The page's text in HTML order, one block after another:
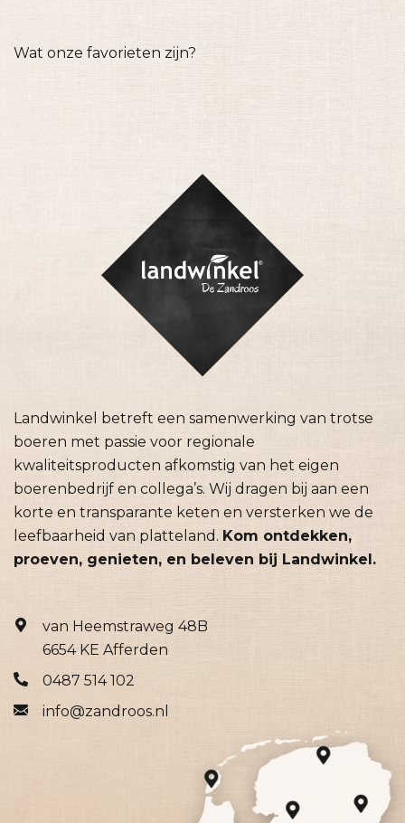
Wat onze favorieten zijn?
Landwinkel betreft een samenwerking van trotse
boeren met passie voor regionale
kwaliteitsproducten afkomstig van het eigen
boerenbedrijf en collega’s. Wij dragen bij aan een
korte en transparante keten en versterken we de
leefbaarheid van platteland. Kom ontdekken,
proeven, genieten, en beleven bij Landwinkel.
van Heemstraweg 48B
6654 KE Afferden
0487 514 102
info@zandroos.nl